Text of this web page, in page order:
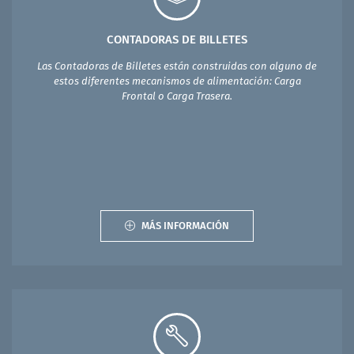
CONTADORAS DE BILLETES
Las Contadoras de Billetes están construidas con alguno de
estos diferentes mecanismos de alimentación: Carga
Frontal o Carga Trasera.
MÁS INFORMACIÓN